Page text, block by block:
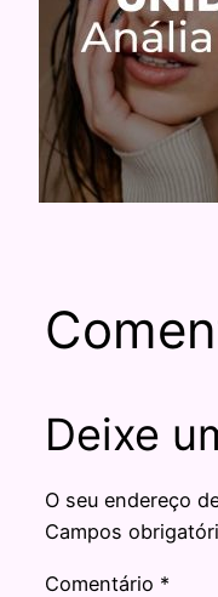
Deixe
O seu endereço
Campos
Comentário *